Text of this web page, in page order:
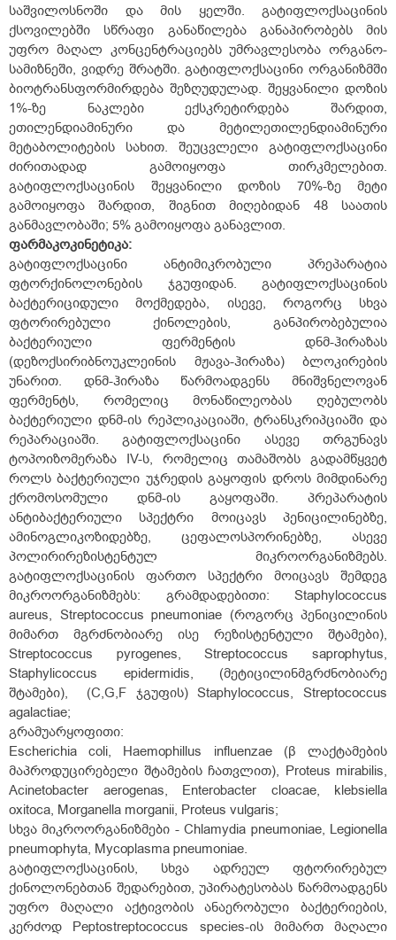
საშვილოსნოში და მის ყელში. გატიფლოქსაცინის
ქსოვილებში სწრაფი განაწილება განაპირობებს მის
უფრო მაღალ კონცენტრაციებს უმრავლესობა ორგანო-
სამიზნეში, ვიდრე შრატში. გატიფლოქსაცინი ორგანიზმში
ბიოტრანსფორმირდება შეზღუდულად. შეყვანილი დოზის
1%-ზე ნაკლები ექსკრეტირდება შარდით,
ეთილენდიამინური და მეტილეთილენდიამინური
მეტაბოლიტების სახით. შეუცვლელი გატიფლოქსაცინი
ძირითადად გამოიყოფა თირკმელებით.
გატიფლოქსაცინის შეყვანილი დოზის 70%-ზე მეტი
გამოიყოფა შარდით, შიგნით მიღებიდან 48 საათის
განმავლობაში; 5% გამოიყოფა განავლით.
ფარმაკოკინეტიკა:
გატიფლოქსაცინი ანტიმიკრობული პრეპარატია
ფტორქინოლონების ჯგუფიდან. გატიფლოქსაცინის
ბაქტერიციდული მოქმედება, ისევე, როგორც სხვა
ფტორირებული ქინოლების, განპირობებულია
ბაქტერიული ფერმენტის დნმ-ჰირაზას
(დეზოქსირიბნოუკლეინის მჟავა-ჰირაზა) ბლოკირების
უნარით. დნმ-ჰირაზა წარმოადგენს მნიშვნელოვან
ფერმენტს, რომელიც მონაწილეობას ღებულობს
ბაქტერიული დნმ-ის რეპლიკაციაში, ტრანსკრიპციაში და
რეპარაციაში. გატიფლოქსაცინი ასევე თრგუნავს
ტოპოიზომერაზა IV-ს, რომელიც თამაშობს გადამწყვეტ
როლს ბაქტერიული უჯრედის გაყოფის დროს მიმდინარე
ქრომოსომული დნმ-ის გაყოფაში. პრეპარატის
ანტიბაქტერიული სპექტრი მოიცავს პენიცილინებზე,
ამინოგლიკოზიდებზე, ცეფალოსპორინებზე, ასევე
პოლირირეზისტენტულ მიკროორგანიზმებს.
გატიფლოქსაცინის ფართო სპექტრი მოიცავს შემდეგ
მიკროორგანიზმებს: გრამდადებითი: Staphylococcus
aureus, Streptococcus pneumoniae (როგორც პენიცილინის
მიმართ მგრძნობიარე ისე რეზისტენტული შტამები),
Streptococcus pyrogenes, Streptococcus saprophytus,
Staphylicoccus epidermidis, (მეტიცილინმგრძნობიარე
შტამები), (C,G,F ჯგუფის) Staphylococcus, Streptococcus
agalactiae;
გრამუარყოფითი:
Escherichia coli, Haemophillus influenzae (β ლაქტამების
მაპროდუცირებელი შტამების ჩათვლით), Proteus mirabilis,
Acinetobacter aerogenas, Enterobacter cloacae, klebsiella
oxitoca, Morganella morganii, Proteus vulgaris;
სხვა მიკროორგანიზმები - Chlamydia pneumoniae, Legionella
pneumophyta, Mycoplasma pneumoniae.
გატიფლოქსაცინის, სხვა ადრეულ ფტორირებულ
ქინოლონებთან შედარებით, უპირატესობას წარმოადგენს
უფრო მაღალი აქტივობის ანაერობული ბაქტერიების,
კერძოდ Peptostreptococcus species-ის მიმართ მაღალი